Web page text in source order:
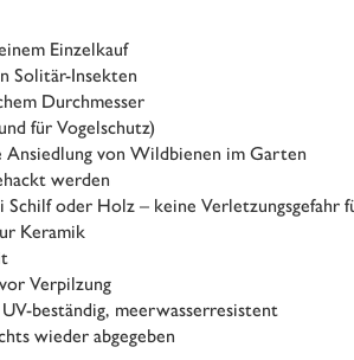
Einzelkauf
Solitär-Insekten
Durchmesser
für Vogelschutz)
von Wildbienen im Garten
werden
oder Holz – keine Verletzungsgefahr
Keramik
Verpilzung
beständig, meerwasserresistent
wieder abgegeben